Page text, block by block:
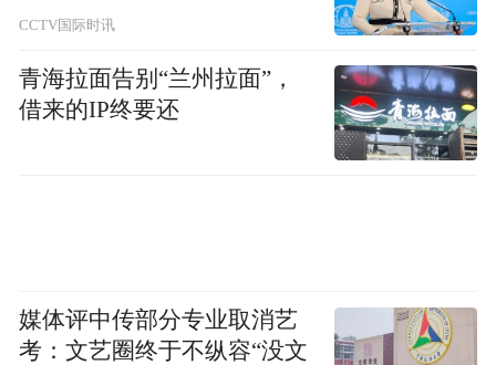
CCTV国际时讯
青海拉面告别“兰州拉面”，
借来的IP终要还
媒体评中传部分专业取消艺
考：文艺圈终于不纵容“没文